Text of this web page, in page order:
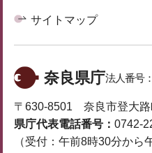
サイトマップ
奈良県庁法人番号：
〒630-8501 奈良市登大路
県庁代表電話番号： 0742-
（受付：午前8時30分から